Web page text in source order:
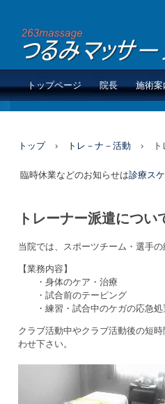
トップページ 院長 施術案
トップ › トレ－ナ－活動 ›
臨時休業などのお知らせは診療ス
トレーナー派遣につい
当院では、スポーツチーム・選手
【業務内容】
・身体のケア・治療
・試合前のテーピング
・練習・試合中のケガの応急処
クラブ活動中やクラブ活動後の短
わせ下さい。